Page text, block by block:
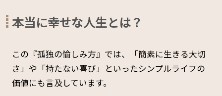
本当に幸せな人生とは？
この『孤独の愉しみ方』では、「簡素に生きる大切
さ」や「持たない喜び」といったシンプルライフの
価値にも言及しています。